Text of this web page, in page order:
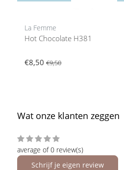
La Femme
Hot Chocolate H381
€8,50 €9,50
Wat onze klanten zeggen
average of 0 review(s)
Schrijf je eigen review